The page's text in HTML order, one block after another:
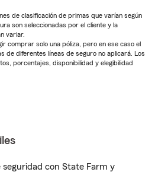
de clasificación de primas que varían según
son seleccionadas por el cliente y la
variar.
comprar solo una póliza, pero en ese caso el
de diferentes líneas de seguro no aplicará. Los
porcentajes, disponibilidad y elegibilidad
con State Farm y